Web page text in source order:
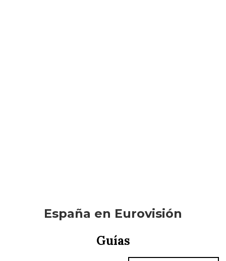
España en Eurovisión
Guías